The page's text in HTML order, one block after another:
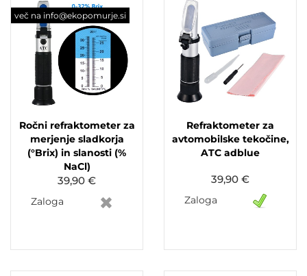
več na info@ekopomurje.si
Ročni refraktometer za
merjenje sladkorja
(°Brix) in slanosti (%
NaCl)
39,90 €
Zaloga
Refraktometer za
avtomobilske tekočine,
ATC adblue
39,90 €
Zaloga